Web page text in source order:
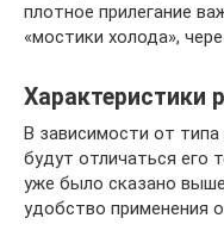
плотное прилегание
«мостики холода»,
Характеристики
В зависимости от типа
будут отличаться его
уже было сказано
удобство применения